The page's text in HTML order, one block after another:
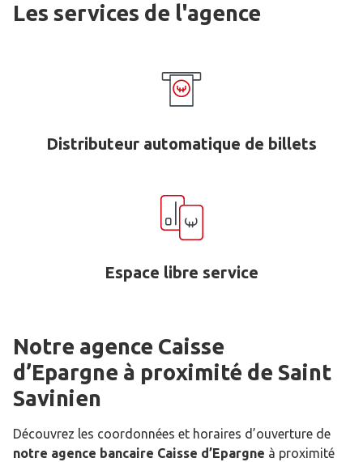
Les services de l'agence
Distributeur automatique de billets
Espace libre service
Notre agence Caisse
d’Epargne à proximité de Saint
Savinien
Découvrez les coordonnées et horaires d’ouverture de
notre agence bancaire Caisse d’Epargne à proximité